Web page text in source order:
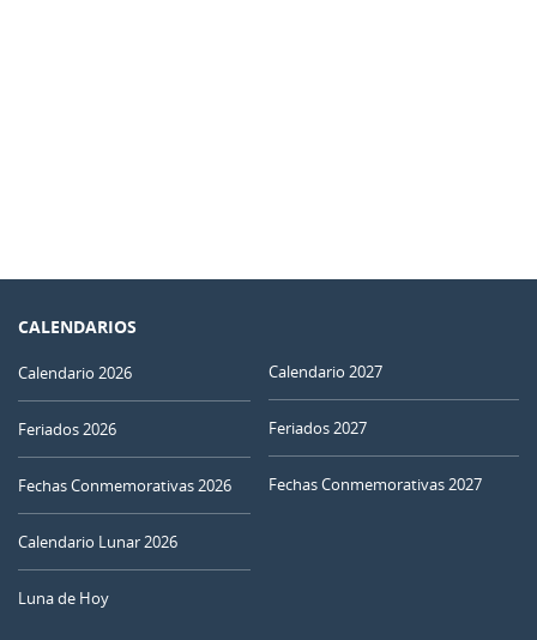
CALENDARIOS
Calendario 2026
Feriados 2026
Fechas Conmemorativas 2026
Calendario Lunar 2026
Luna de Hoy
Calendario 2027
Feriados 2027
Fechas Conmemorativas 2027